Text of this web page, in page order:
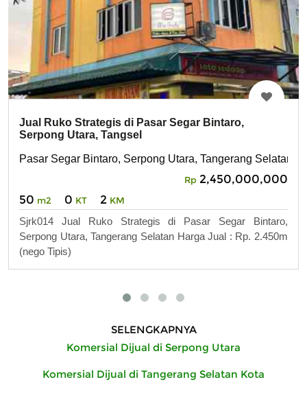
Jual Ruko Strategis di Pasar Segar Bintaro,
Serpong Utara, Tangsel
Pasar Segar Bintaro, Serpong Utara, Tangerang Selatan
Rp 2,450,000,000
50 m2 0 KT 2 KM
Sjrk014 Jual Ruko Strategis di Pasar Segar Bintaro,
Serpong Utara, Tangerang Selatan Harga Jual : Rp. 2.450m
(nego Tipis)
SELENGKAPNYA
Komersial Dijual di Serpong Utara
Komersial Dijual di Tangerang Selatan Kota